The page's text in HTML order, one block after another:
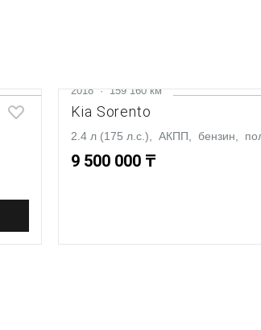
2018·159 160 км
Kia Sorento
2.4 л (175 л.с.), АКПП, бензин,
9 500 000 ₸